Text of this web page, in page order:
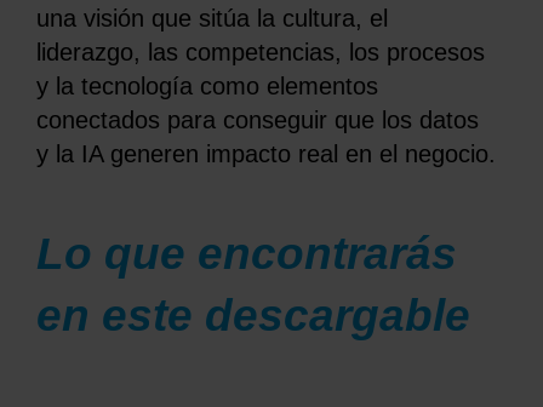
una visión que sitúa la cultura, el
liderazgo, las competencias, los procesos
y la tecnología como elementos
conectados para conseguir que los datos
y la IA generen impacto real en el negocio.
Lo que encontrarás
en este descargable